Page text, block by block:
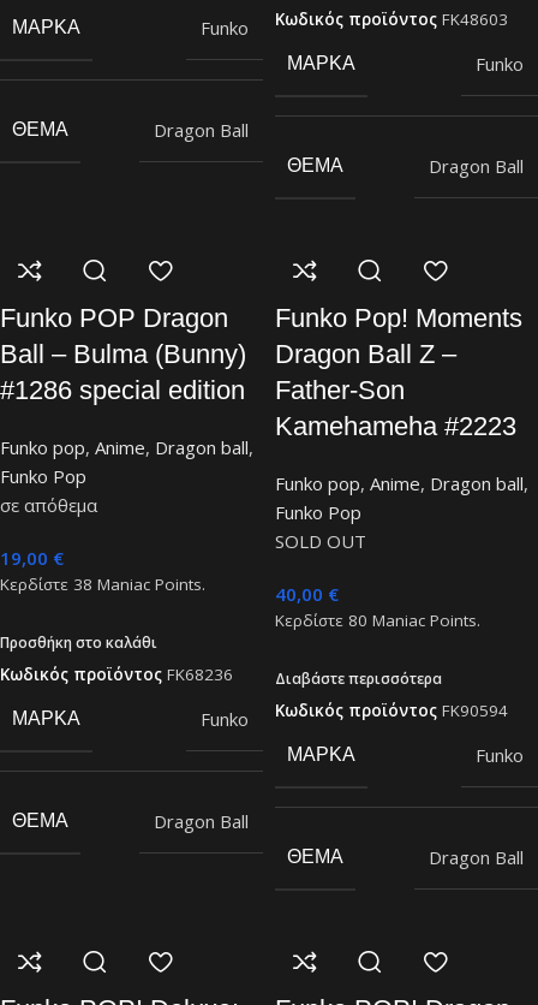
ΜΆΡΚΑ Funko
ΘΈΜΑ Dragon Ball
Κωδικός προϊόντος FK48603
ΜΆΡΚΑ Funko
ΘΈΜΑ Dragon Ball
Funko POP Dragon
Ball – Bulma (Bunny)
#1286 special edition
Funko pop, Anime, Dragon ball,
Funko Pop
σε απόθεμα
19,00 €
Κερδίστε 38 Maniac Points.
Προσθήκη στο καλάθι
Κωδικός προϊόντος FK68236
ΜΆΡΚΑ Funko
ΘΈΜΑ Dragon Ball
Funko Pop! Moments
Dragon Ball Z –
Father-Son
Kamehameha #2223
Funko pop, Anime, Dragon ball,
Funko Pop
SOLD OUT
40,00 €
Κερδίστε 80 Maniac Points.
Διαβάστε περισσότερα
Κωδικός προϊόντος FK90594
ΜΆΡΚΑ Funko
ΘΈΜΑ Dragon Ball